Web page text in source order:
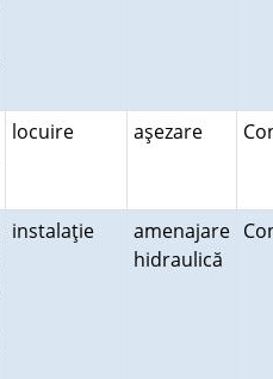
locuire aşezare
instalaţie
amenajare
hidraulică